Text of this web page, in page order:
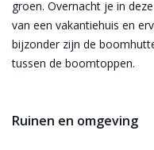
groen. Overnacht je in
van een vakantiehuis en
bijzonder zijn de
tussen de boomtoppen.
Ruinen en omgeving